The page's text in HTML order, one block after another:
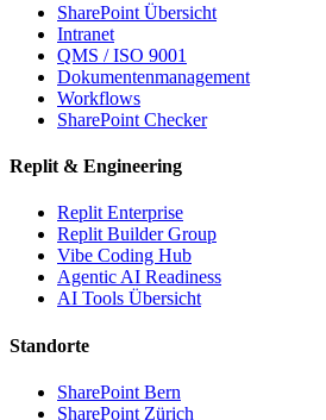
SharePoint Übersicht
Intranet
QMS / ISO 9001
Dokumentenmanagement
Workflows
SharePoint Checker
Replit & Engineering
Replit Enterprise
Replit Builder Group
Vibe Coding Hub
Agentic AI Readiness
AI Tools Übersicht
Standorte
SharePoint Bern
SharePoint Zürich